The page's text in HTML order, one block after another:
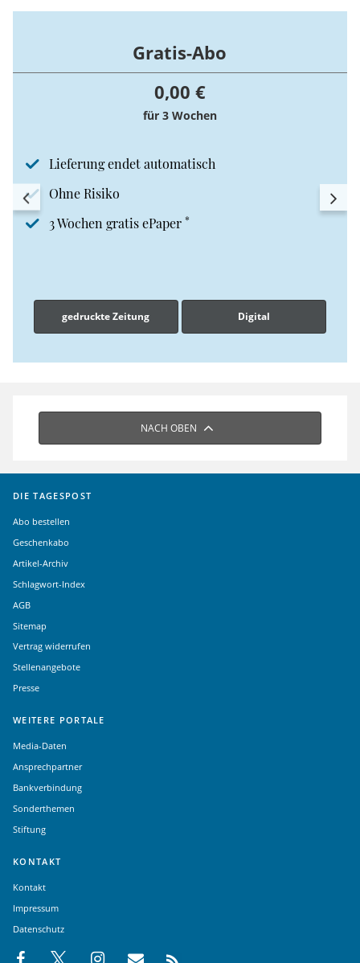
Gratis-Abo
0,00 €
für 3 Wochen
Lieferung endet automatisch
Ohne Risiko
3 Wochen gratis ePaper *
gedruckte Zeitung Digital
NACH OBEN
DIE TAGESPOST
Abo bestellen
Geschenkabo
Artikel-Archiv
Schlagwort-Index
AGB
Sitemap
Vertrag widerrufen
Stellenangebote
Presse
WEITERE PORTALE
Media-Daten
Ansprechpartner
Bankverbindung
Sonderthemen
Stiftung
KONTAKT
Kontakt
Impressum
Datenschutz